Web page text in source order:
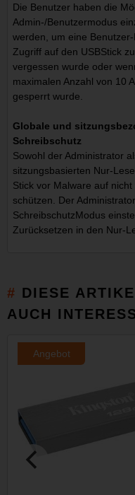
Die Benutzer haben die
Admin-/Benutzermodus
werden, um eine
Zugriff auf den USBStick
vergessen wurde oder
maximalen Anzahl von 10
gesperrt wurde.
Globale und
Schreibschutz
Sowohl der Administrator
sitzungsbasierten Nur-
Stick vor Malware auf
schützen. Der
SchreibschutzModus
Zurücksetzen in den Nur-
DIESE
AUCH
Angebot